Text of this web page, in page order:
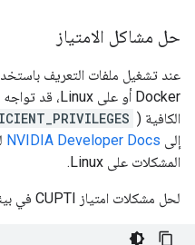
حل مشاكل الامتياز
الكافية (
إلى NVIDIA Developer Docs
المشكلات على Linux.
لحل مشكلات امتياز CUPTI في بيئة Docker، قم بتشغيل